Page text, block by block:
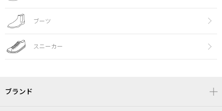
ブーツ
スニーカー
ブランド